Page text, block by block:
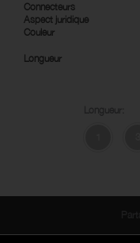
Connecteurs
Aspect juridique
Couleur
Longueur